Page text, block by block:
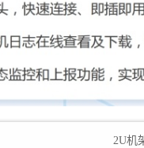
2U机